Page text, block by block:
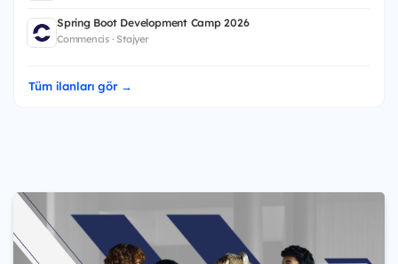
Spring Boot Development Camp 2026
Commencis · Stajyer
Tüm ilanları gör →